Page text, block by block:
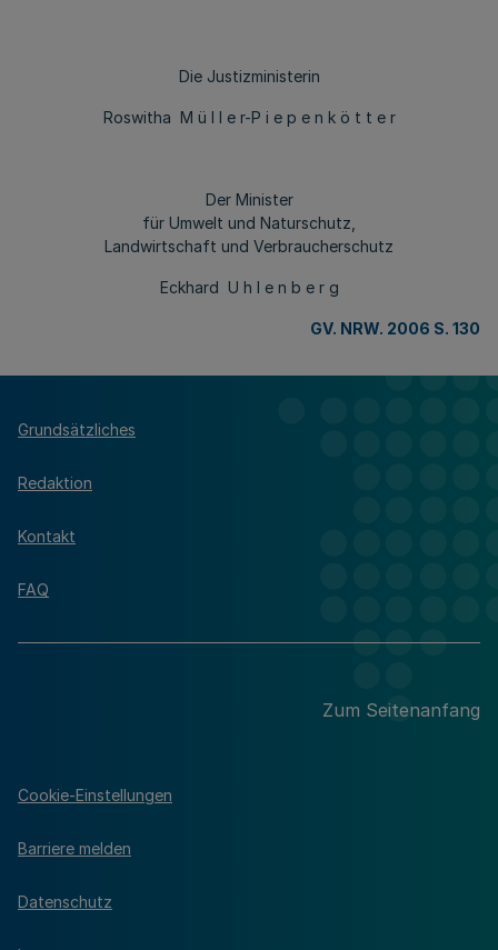
Die Justizministerin
Roswitha M ü l l e r-P i e p e n k ö t t e r
Der Minister
für Umwelt und Naturschutz,
Landwirtschaft und Verbraucherschutz
Eckhard U h l e n b e r g
GV. NRW. 2006 S. 130
Grundsätzliches
Redaktion
Kontakt
FAQ
Zum Seitenanfang
Cookie-Einstellungen
Barriere melden
Datenschutz